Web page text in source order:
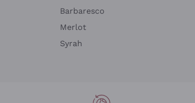
Barbaresco
Merlot
Syrah